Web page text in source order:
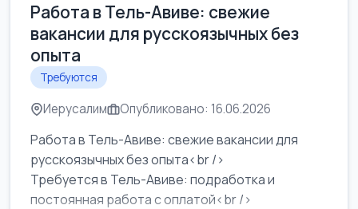
Работа в Тель-Авиве: свежие
вакансии для русскоязычных без
опыта
Требуются
Иерусалим Опубликовано: 16.06.2026
Работа в Тель-Авиве: свежие вакансии для
русскоязычных без опыта<br />
Требуется в Тель-Авиве: подработка и
постоянная работа с оплатой<br />